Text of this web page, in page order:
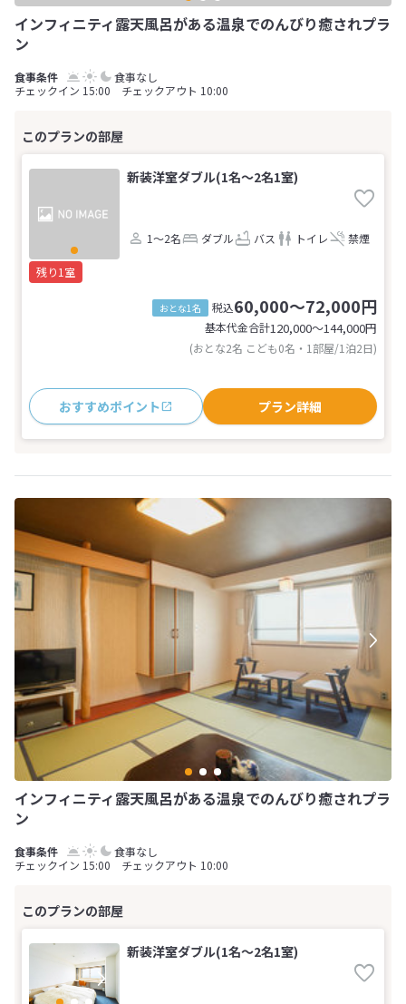
インフィニティ露天風呂がある温泉でのんびり癒されプラ
ン
食事なし
チェックイン 15:00 チェックアウト 10:00
新装洋室ダブル(1名～2名1室)
1～2名 ダブル バス トイレ 禁煙
残り1室
おとな1名 税込60,000～72,000円
基本代金合計120,000〜144,000円
(おとな2名 こども0名・1部屋/1泊2日)
おすすめポイント プラン詳細
インフィニティ露天風呂がある温泉でのんびり癒されプラ
ン
食事なし
チェックイン 15:00 チェックアウト 10:00
新装洋室ダブル(1名～2名1室)